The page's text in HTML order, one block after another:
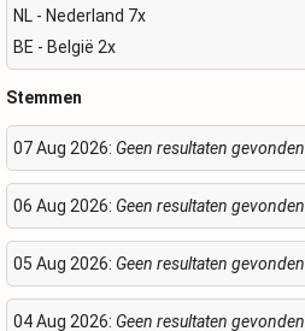
NL - Nederland 7x
BE - België 2x
Stemmen
07 Aug 2026: Geen resultaten gevonden
06 Aug 2026: Geen resultaten gevonden
05 Aug 2026: Geen resultaten gevonden
04 Aug 2026: Geen resultaten gevonden